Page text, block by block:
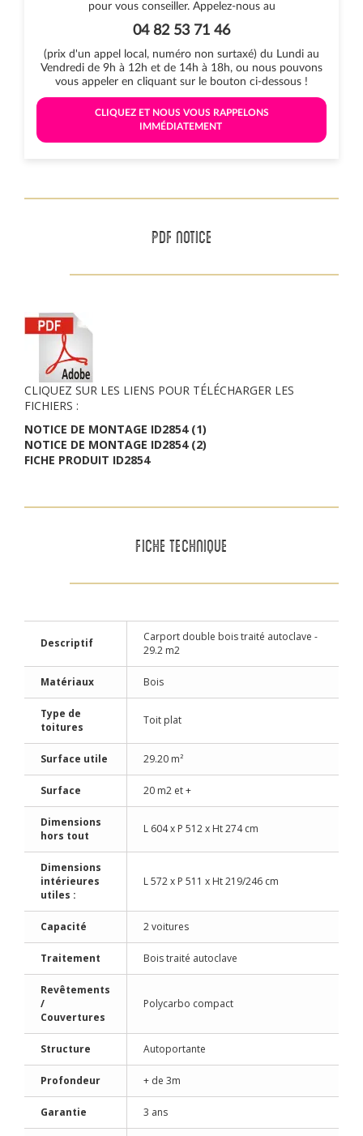
pour vous conseiller. Appelez-nous au
04 82 53 71 46
(prix d'un appel local, numéro non surtaxé) du Lundi au
Vendredi de 9h à 12h et de 14h à 18h, ou nous pouvons
vous appeler en cliquant sur le bouton ci-dessous !
IMMÉDIATEMENT
PDF NOTICE
CLIQUEZ SUR LES LIENS POUR TÉLÉCHARGER LES
FICHIERS :
NOTICE DE MONTAGE ID2854 (1)
NOTICE DE MONTAGE ID2854 (2)
FICHE PRODUIT ID2854
FICHE TECHNIQUE
Descriptif
Carport double bois traité autoclave -
29.2 m2
Matériaux Bois
Type de
toitures
Toit plat
Surface utile 29.20 m²
Surface 20 m2 et +
Dimensions
hors tout
L 604 x P 512 x Ht 274 cm
Dimensions
intérieures
utiles :
L 572 x P 511 x Ht 219/246 cm
Capacité 2 voitures
Traitement Bois traité autoclave
Revêtements
/
Couvertures
Polycarbo compact
Structure Autoportante
Profondeur + de 3m
Garantie 3 ans